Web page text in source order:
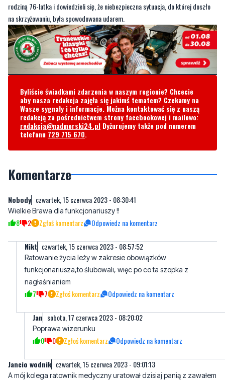
rodziną 76-latka i dowiedzieli się, że niebezpieczna sytuacja, do której doszło
na skrzyżowaniu, była spowodowana udarem.
Byliście świadkami zdarzenia w naszym regionie? Chcecie
aby nasza redakcja zajęła się jakimś tematem? Czekamy na
Wasze sygnały i informacje. Można kontaktować się z naszą
redakcją za pośrednictwem strony facebookowej i mailowo:
redakcja@nadmorski24.pl Dyżurujemy także pod numerem
telefonu 729 715 670.
Komentarze
Nobody czwartek, 15 czerwca 2023 - 08:30:41
Wielkie Brawa dla funkcjonariuszy !!
8 2 Zgłoś komentarz Odpowiedz na komentarz
Nikt czwartek, 15 czerwca 2023 - 08:57:52
Ratowanie życia leży w zakresie obowiązków
funkcjonariusza,to ślubowali, więc po co ta szopka z
nagłaśnianiem
7 7 Zgłoś komentarz Odpowiedz na komentarz
Jan sobota, 17 czerwca 2023 - 08:20:02
Poprawa wizerunku
0 0 Zgłoś komentarz Odpowiedz na komentarz
Jancio wodnik czwartek, 15 czerwca 2023 - 09:01:13
A mój kolega ratownik medyczny uratował dzisiaj panią z zawałem